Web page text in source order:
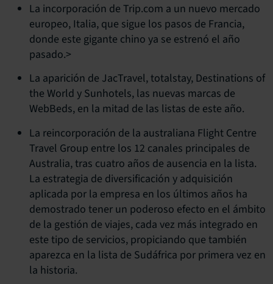
La incorporación de Trip.com a un nuevo mercado
europeo, Italia, que sigue los pasos de Francia,
donde este gigante chino ya se estrenó el año
pasado.>
La aparición de JacTravel, totalstay, Destinations of
the World y Sunhotels, las nuevas marcas de
WebBeds, en la mitad de las listas de este año.
La reincorporación de la australiana Flight Centre
Travel Group entre los 12 canales principales de
Australia, tras cuatro años de ausencia en la lista.
La estrategia de diversificación y adquisición
aplicada por la empresa en los últimos años ha
demostrado tener un poderoso efecto en el ámbito
de la gestión de viajes, cada vez más integrado en
este tipo de servicios, propiciando que también
aparezca en la lista de Sudáfrica por primera vez en
la historia.